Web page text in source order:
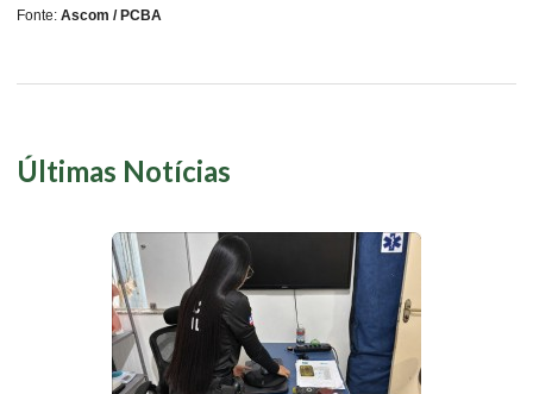
Fonte: Ascom / PCBA
Últimas Notícias